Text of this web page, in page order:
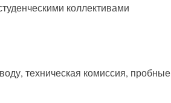
коллективами
техническая комиссия, пробные